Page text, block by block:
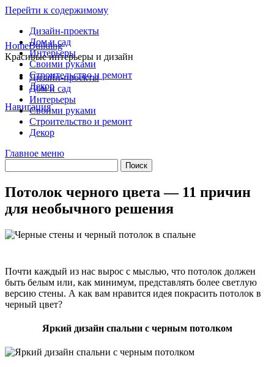
Перейти к содержимому
Дизайн-проекты
Дом и сад
Интерьеры
Своими руками
Строительство и ремонт
Декор
Навигация
HomeBuilding
Красивые интерьеры и дизайн
Дизайн-проекты
Дом и сад
Интерьеры
Своими руками
Строительство и ремонт
Декор
Главное меню
Потолок черного цвета — 11 причин
для необычного решения
Почти каждый из нас вырос с мыслью, что потолок должен
быть белым или, как минимум, представлять более светлую
версию стены. А как вам нравится идея покрасить потолок в
черный цвет?
Яркий дизайн спальни с черным потолком